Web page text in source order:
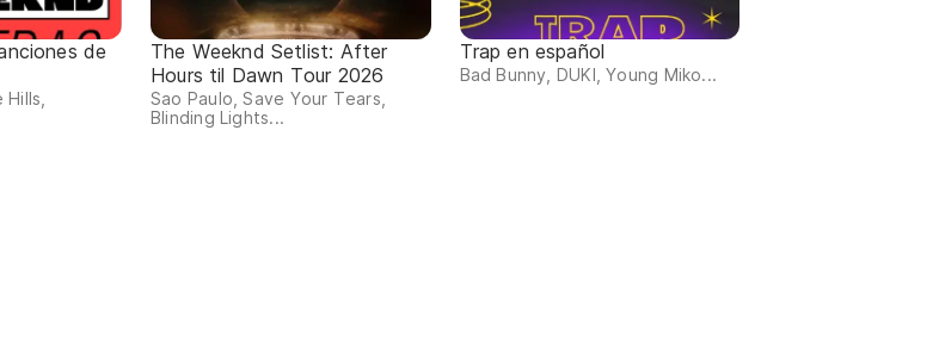
de
The Weeknd Setlist: After
Hours til Dawn Tour 2026
Sao Paulo, Save Your Tears,
Blinding Lights...
Trap en español
Bad Bunny, DUKI, Young Miko...